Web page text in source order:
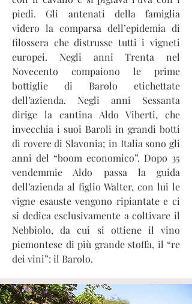
piedi. Gli antenati della famiglia
videro la comparsa dell’epidemia di
filossera che distrusse tutti i vigneti
europei. Negli anni Trenta nel
Novecento compaiono le prime
bottiglie di Barolo etichettate
dell’azienda. Negli anni Sessanta
dirige la cantina Aldo Viberti, che
invecchia i suoi Baroli in grandi botti
di rovere di Slavonia; in Italia sono gli
anni del “boom economico”. Dopo 35
vendemmie Aldo passa la guida
dell’azienda al figlio Walter, con lui le
vigne esauste vengono ripiantate e ci
si dedica esclusivamente a coltivare il
Nebbiolo, da cui si ottiene il vino
piemontese di più grande stoffa, il “re
dei vini”: il Barolo.